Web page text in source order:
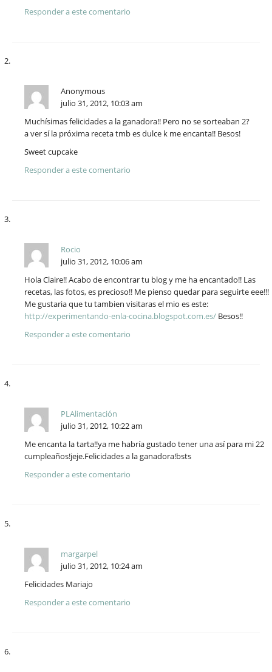
Responder a este comentario
Anonymous
julio 31, 2012, 10:03 am
Muchísimas felicidades a la ganadora!! Pero no se sorteaban 2?
a ver sí la próxima receta tmb es dulce k me encanta!! Besos!
Sweet cupcake
Responder a este comentario
Rocio
julio 31, 2012, 10:06 am
Hola Claire!! Acabo de encontrar tu blog y me ha encantado!! Las
recetas, las fotos, es precioso!! Me pienso quedar para seguirte eee!!!
Me gustaria que tu tambien visitaras el mio es este:
http://experimentando-enla-cocina.blogspot.com.es/ Besos!!
Responder a este comentario
PLAlimentación
julio 31, 2012, 10:22 am
Me encanta la tarta!!ya me habría gustado tener una así para mi 22
cumpleaños!jeje.Felicidades a la ganadora!bsts
Responder a este comentario
margarpel
julio 31, 2012, 10:24 am
Felicidades Mariajo
Responder a este comentario